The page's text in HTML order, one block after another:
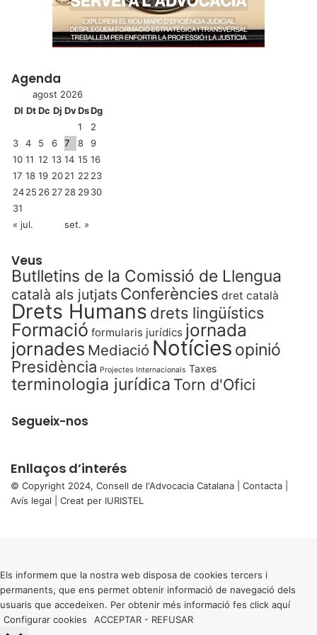
Agenda
agost 2026
Dl DtDc Dj DvDsDg
1
2
3
4 5 6 7 8
9
10 11 12 13 14 15 16
17 18 19 2021 22 23
2425 26 27 28 2930
31
« jul.
set. »
Veus
Butlletins de la Comissió de Llengua
català als jutjats Conferències dret català
Drets Humans drets lingüístics
Formació formularis jurídics jornada
jornades Mediació Notícies opinió
Presidència Projectes Internacionals Taxes
terminologia jurídica Torn d'Ofici
Segueix-nos
Enllaços d’interés
© Copyright 2024, Consell de l'Advocacia Catalana | Contacta
Avís legal | Creat per IURISTEL
button
Els informem que la nostra web disposa de cookies tercers i
permanents, que ens permet obtenir informació de navegació dels
usuaris que accedeixen. Per obtenir més informació fes click aquí
Configurar cookies
ACCEPTAR - REFUSAR